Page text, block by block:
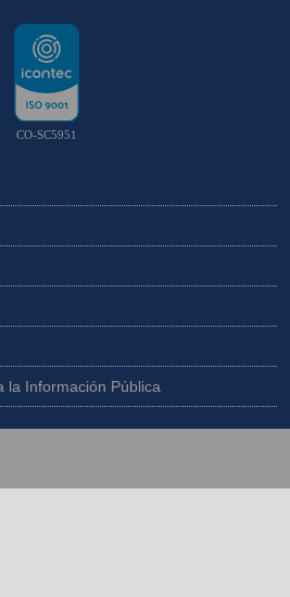
CO-SC5951
la Información Pública